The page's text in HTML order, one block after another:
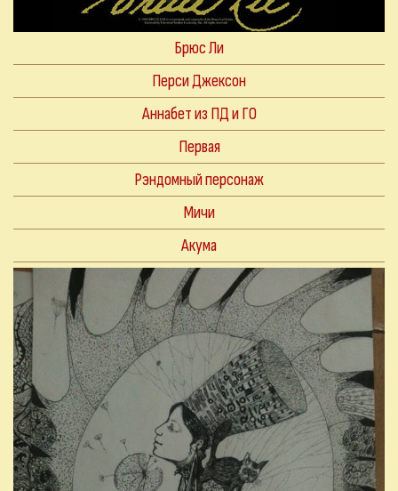
Брюс Ли
Перси Джексон
Аннабет из ПД и ГО
Первая
Рэндомный персонаж
Мичи
Акума